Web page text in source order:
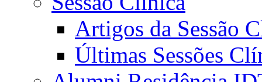
Artigos da Sessão
Últimas Sessões